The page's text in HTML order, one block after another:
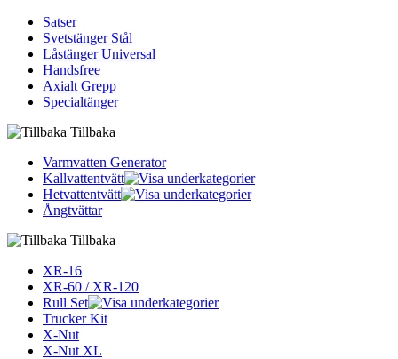
Satser
Svetstänger Stål
Låstänger Universal
Handsfree
Axialt Grepp
Specialtänger
Tillbaka
Varmvatten Generator
Kallvattentvätt
Hetvattentvätt
Ångtvättar
Tillbaka
XR-16
XR-60 / XR-120
Rull Set
Trucker Kit
X-Nut
X-Nut XL